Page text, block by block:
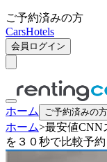
ご予約済みの方
CarsHotels
会員ログイン
ホーム ご予約済みの方
ホーム>最安値CNN
を３０秒で比較予約